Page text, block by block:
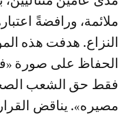
ملائمة، ورافضةً
النزاع. هدفت هذه
الحفاظ على صورة
فقط حق الشعب
مصيره». يناقض